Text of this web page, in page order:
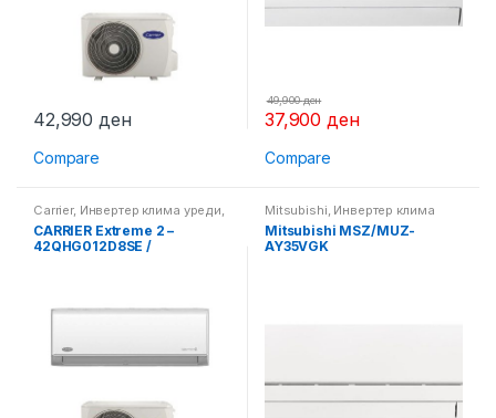
42,990ден
Compare
37,900ден
49,900ден
Compare
Carrier, Инвертер клима уреди,
Клима уреди
CARRIER Extreme 2 –
42QHG012D8SE /
Mitsubishi, Инвертер клима
уреди , Клима уреди
Mitsubishi MSZ/MUZ-
AY35VGK